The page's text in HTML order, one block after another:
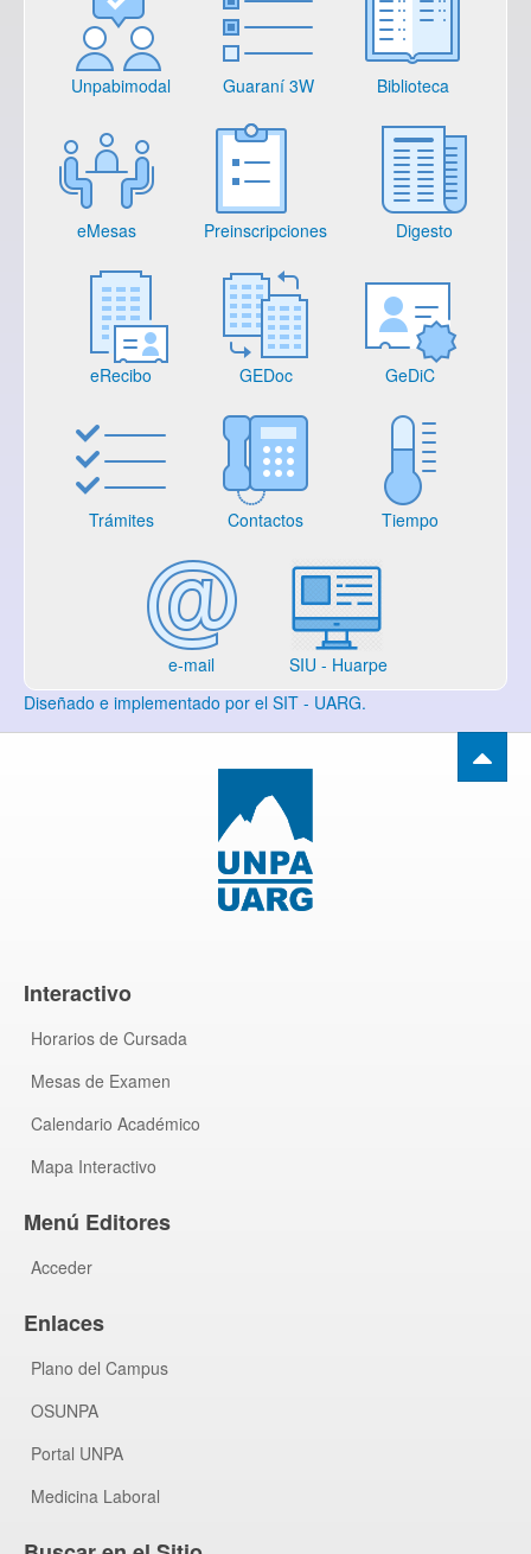
Unpabimodal Guaraní 3W Biblioteca
eMesas Preinscripciones Digesto
eRecibo GEDoc GeDiC
Trámites Contactos Tiempo
e-mail
SIU - Huarpe
Diseñado e implementado por el SIT - UARG.
Interactivo
Horarios de Cursada
Mesas de Examen
Calendario Académico
Mapa Interactivo
Menú Editores
Acceder
Enlaces
Plano del Campus
OSUNPA
Portal UNPA
Medicina Laboral